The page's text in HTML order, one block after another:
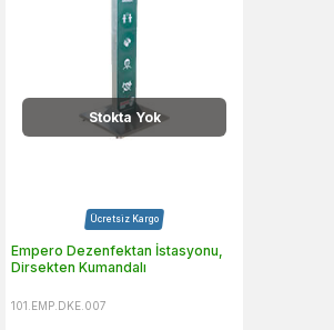
Stokta Yok
Ücretsiz Kargo
Empero Dezenfektan İstasyonu,
Dirsekten Kumandalı
101.EMP.DKE.007